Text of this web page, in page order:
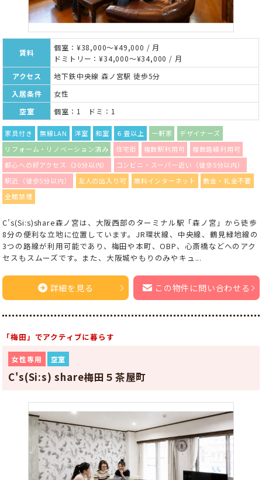
賃料
個室：¥38,000～¥49,000 / 月
ドミトリー：¥34,000～¥34,000 / 月
アクセス
地下鉄中央線 森ノ宮駅 徒歩5分
入居条件
女性
空室
個室：1 ドミ：1
家具付き 無線LAN 洋室 和室 ６畳以上 一軒家
デザイナーズ
リフォーム・リノベーション済み
住宅街 複数駅利用可
複数路線利用可
都心への好アクセス（30分以内）
コンビニ・スーパー近い（徒歩5分以内）
駅近（徒歩5分以内）
友人の出入り可 無料インターネット
敷金・礼金不要
全館禁煙
C’s(Si:s)share森ノ宮は、大阪西部のターミナル駅「森ノ宮」から徒歩
8分の便利な立地に位置しています。JR環状線、中央線、鶴見緑地線の
3つの路線が利用可能であり、梅田や本町、OBP、心斎橋などへのアク
セスもスムーズです。また、大阪城やもりのみやキュ...
詳細を見る この物件に問い合わせる
「梅田」でアクティブに暮らす
女性専用 空室
C's(Si:s) share梅田５茶屋町